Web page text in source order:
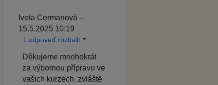
Iveta Cermanová –
15.5.2025 10:19
1 odpoveď rozbalit
Děkujeme mnohokrát
za výbornou přípravu ve
vašich kurzech, zvláště